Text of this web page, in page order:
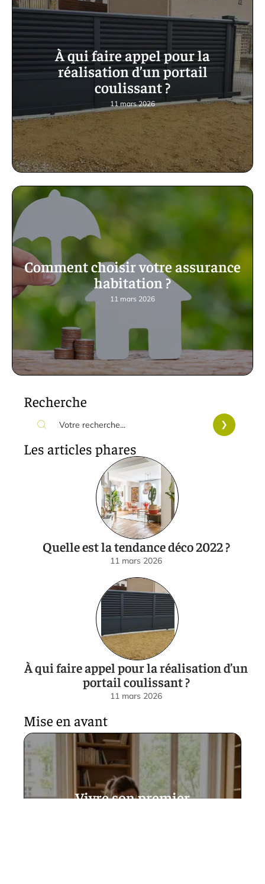
À qui faire appel pour la
réalisation d’un portail
coulissant ?
11 mars 2026
Comment choisir votre assurance
habitation ?
11 mars 2026
Recherche
Les articles phares
Quelle est la tendance déco 2022 ?
11 mars 2026
À qui faire appel pour la réalisation d’un
portail coulissant ?
11 mars 2026
Mise en avant
Vivre son premier